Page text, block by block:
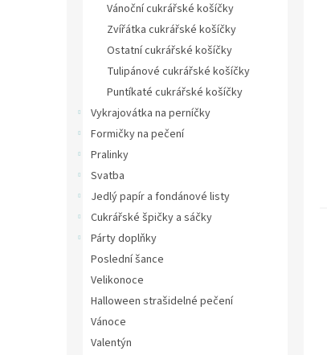
Vánoční cukrářské košíčky
Zvířátka cukrářské košíčky
Ostatní cukrářské košíčky
Tulipánové cukrářské košíčky
Puntíkaté cukrářské košíčky
Vykrajovátka na perníčky
Formičky na pečení
Pralinky
Svatba
Jedlý papír a fondánové listy
Cukrářské špičky a sáčky
Párty doplňky
Poslední šance
Velikonoce
Halloween strašidelné pečení
Vánoce
Valentýn